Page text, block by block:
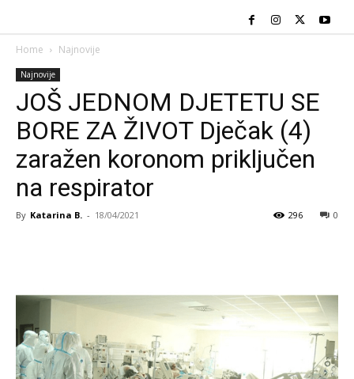
Home Najnovije
Najnovije
JOŠ JEDNOM DJETETU SE
BORE ZA ŽIVOT Dječak (4)
zaražen koronom priključen
na respirator
By Katarina B. - 18/04/2021 0
296